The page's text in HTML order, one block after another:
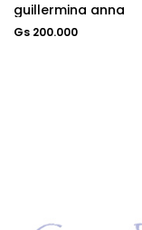
guillermina anna
Gs 200.000